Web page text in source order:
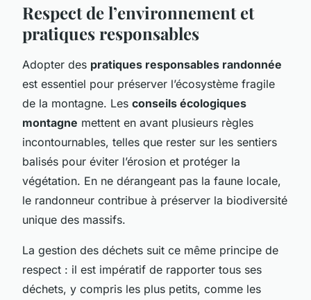
Respect de l’environnement et
pratiques responsables
Adopter des pratiques responsables randonnée
est essentiel pour préserver l’écosystème fragile
de la montagne. Les conseils écologiques
montagne mettent en avant plusieurs règles
incontournables, telles que rester sur les sentiers
balisés pour éviter l’érosion et protéger la
végétation. En ne dérangeant pas la faune locale,
le randonneur contribue à préserver la biodiversité
unique des massifs.
La gestion des déchets suit ce même principe de
respect : il est impératif de rapporter tous ses
déchets, y compris les plus petits, comme les